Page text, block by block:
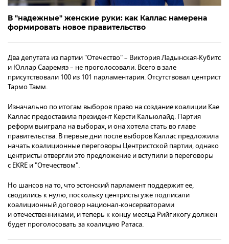
В "надежные" женские руки: как Каллас намерена
формировать новое правительство
Два депутата из партии "Отечество" – Виктория Ладынская-Кубитс
и Юллар Сааремяэ – не проголосовали. Всего в зале
присутствовали 100 из 101 парламентария. Отсутствовал центрист
Тармо Тамм.
Изначально по итогам выборов право на создание коалиции Кае
Каллас предоставила президент Керсти Кальюлайд. Партия
реформ выиграла на выборах, и она хотела стать во главе
правительства. В первые дни после выборов Каллас предложила
начать коалиционные переговоры Центристской партии, однако
центристы отвергли это предложение и вступили в переговоры
с EKRE и "Отечеством".
Но шансов на то, что эстонский парламент поддержит ее,
сводились к нулю, поскольку центристы уже подписали
коалиционный договор национал-консерваторами
и отечественниками, и теперь к концу месяца Рийгикогу должен
будет проголосовать за коалицию Ратаса.